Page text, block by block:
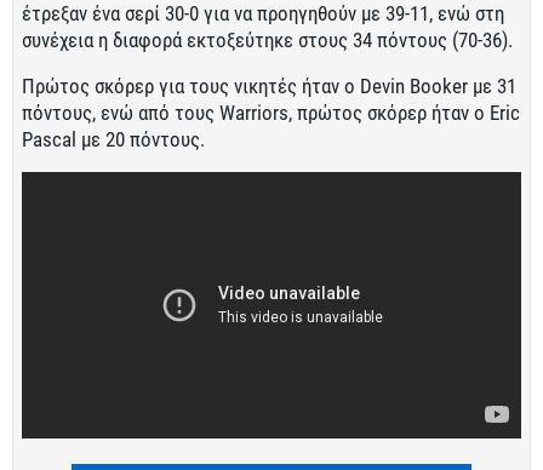
έτρεξαν ένα σερί 30-0 για να προηγηθούν με 39-11, ενώ στη
συνέχεια η διαφορά εκτοξεύτηκε στους 34 πόντους (70-36).
Πρώτος σκόρερ για τους νικητές ήταν ο Devin Booker με 31
πόντους, ενώ από τους Warriors, πρώτος σκόρερ ήταν ο Eric
Pascal με 20 πόντους.